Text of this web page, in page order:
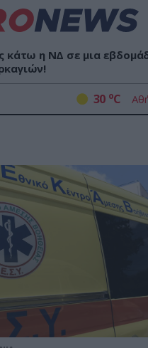
κάτω η ΝΔ σε μια
30 oC